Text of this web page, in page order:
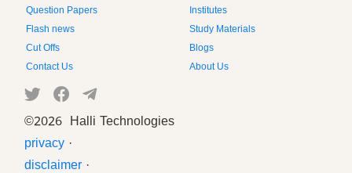
Question Papers
Institutes
Flash news
Study Materials
Cut Offs
Blogs
Contact Us
About Us
©2026 Halli Technologies
privacy ·
disclaimer ·